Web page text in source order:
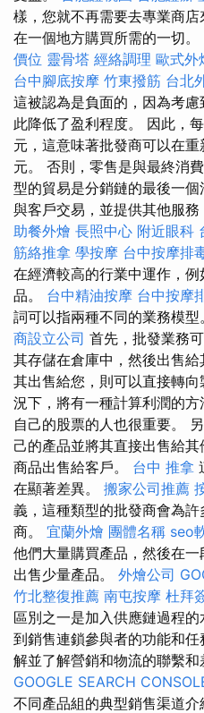
樣，您就不再需要去專業商
在一個地方購買所需的一切。
價位 靈骨塔 經絡調理 歐式外
台中腳底按摩 竹東撥筋 台北
這被認為是負面的，因為考
此降低了盈利程度。 因此，
元，這意味著批發商可以在
元。 否則，零售是與最終消
型的貿易是分銷鏈的最後一
與客戶交易，並提供其他服務
助餐外燴 長照中心 附近眼科
筋絡推拿 學按摩 台中按摩排
在經濟較高的行業中運作，
品。 台中精油按摩 台中按摩
詞可以指兩種不同的業務模型
商設立公司 首先，批發業務
其存儲在倉庫中，然後出售
其出售給您，則可以直接轉
況下，將有一種計算利潤的
自己的股票的人也很重要。
己的產品並將其直接出售給
商品出售給客戶。 台中 推拿
在顯著差異。 搬家公司推薦
義，這種類型的批發商會為
商。 宜蘭外燴 團體名稱 seo
他們大量購買產品，然後在
出售少量產品。 外燴公司
竹北整復推薦 南屯按摩 杜拜
區別之一是加入供應鏈過程
到銷售連鎖參與者的功能和
解並了解營銷和物流的聯繫和
GOOGLE SEARCH
不同產品組的典型銷售渠道